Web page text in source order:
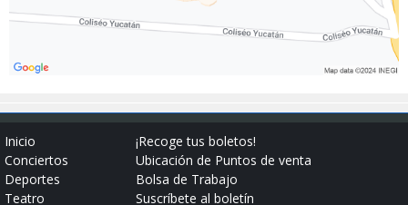
Inicio
Conciertos
Deportes
Teatro
¡Recoge tus boletos!
Ubicación de Puntos de venta
Bolsa de Trabajo
Suscríbete al boletín